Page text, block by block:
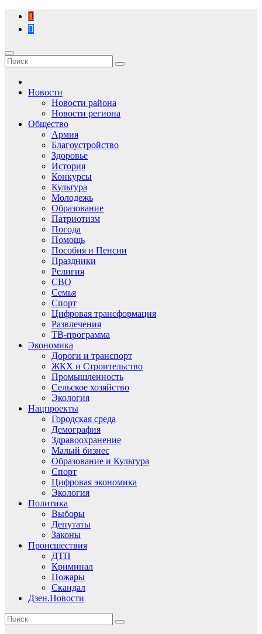
Перейти
содержимому
Новости
Новости района
Новости региона
Общество
Армия
Благоустройство
Здоровье
История
Конкурсы
Культура
Молодежь
Образование
Патриотизм
Погода
Помощь
Пособия и Пенсии
Праздники
Религия
СВО
Семья
Спорт
Цифровая трансформация
Развлечения
ТВ-программа
Экономика
Дороги и транспорт
ЖКХ и Строительство
Промышленность
Сельское хозяйство
Экология
Нацпроекты
Городская среда
Демография
Здравоохранение
Малый бизнес
Образование и Культура
Спорт
Цифровая экономика
Экология
Политика
Выборы
Депутаты
Законы
Происшествия
ДТП
Криминал
Пожары
Скандал
Дзен.Новости